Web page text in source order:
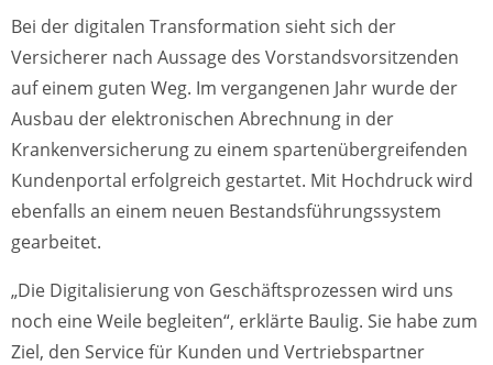
Bei der digitalen Transformation sieht sich der
Versicherer nach Aussage des Vorstandsvorsitzenden
auf einem guten Weg. Im vergangenen Jahr wurde der
Ausbau der elektronischen Abrechnung in der
Krankenversicherung zu einem spartenübergreifenden
Kundenportal erfolgreich gestartet. Mit Hochdruck wird
ebenfalls an einem neuen Bestandsführungssystem
gearbeitet.
„Die Digitalisierung von Geschäftsprozessen wird uns
noch eine Weile begleiten“, erklärte Baulig. Sie habe zum
Ziel, den Service für Kunden und Vertriebspartner